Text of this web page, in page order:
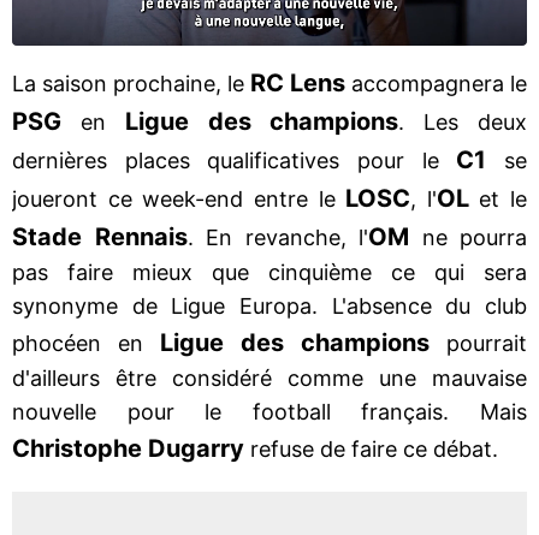
La saison prochaine, le RC Lens accompagnera le
PSG en Ligue des champions. Les deux
dernières places qualificatives pour le C1
se
joueront ce week-end entre le LOSC, l'OL et le
Stade Rennais. En revanche, l'OM ne pourra
pas faire mieux que cinquième ce qui sera
synonyme de Ligue Europa. L'absence du club
phocéen en Ligue des champions pourrait
d'ailleurs être considéré comme une mauvaise
nouvelle pour le football français. Mais
Christophe Dugarry refuse de faire ce débat.